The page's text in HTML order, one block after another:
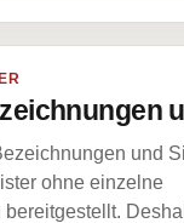
und
ohne einzelne
bereitgestellt.